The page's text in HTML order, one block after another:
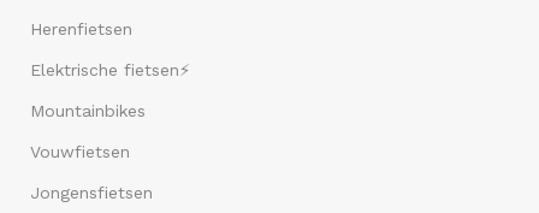
Herenfietsen
Elektrische fietsen⚡
Mountainbikes
Vouwfietsen
Jongensfietsen